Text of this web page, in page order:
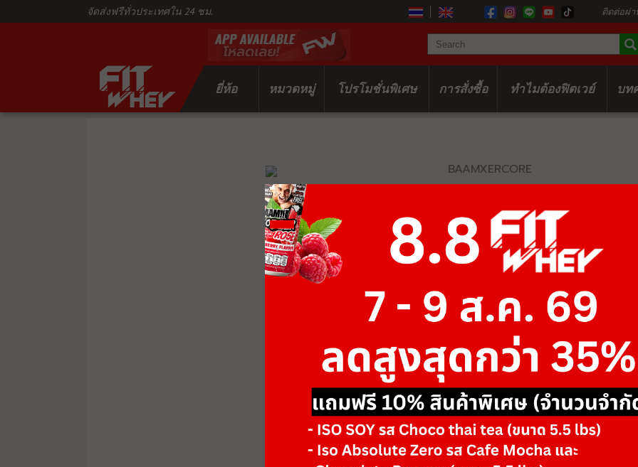
จัดส่งฟรีทั่วประเทศใน 24 ชม. ติดต่อผ่า
ยี่ห้อ หมวดหมู่ โปรโมชั่นพิเศษ การสั่งซื้อ ทำไมต้องฟิตเวย์ บท
BAAMXERCORE
E1033B
฿45,500 ฿70,000
ขนาด
รสชาติ/ตัวเลือก Brown Flame &